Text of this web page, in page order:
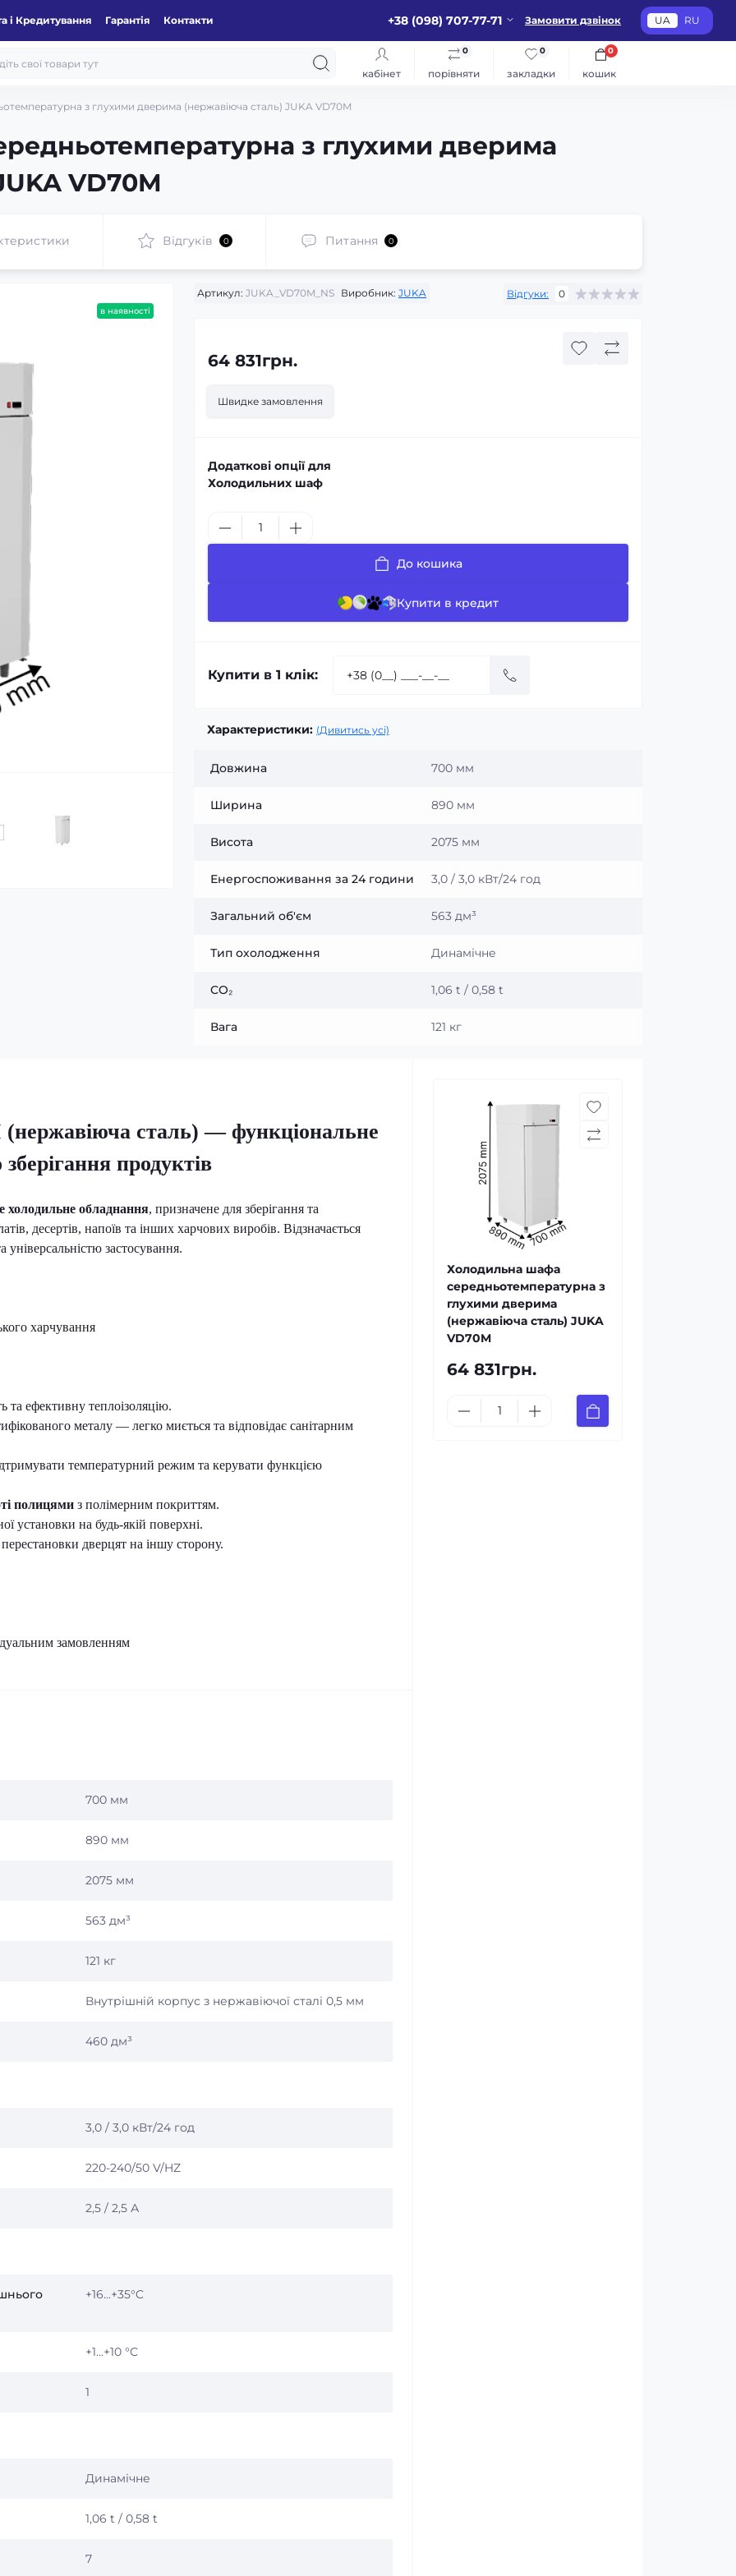
і Кредитування Гарантія Контакти +38 (098) 707-77-71 Замовити дзвінок UA RU
кабінет порівняти
0
закладки
0
кошик
0
з глухими дверима (нержавіюча сталь) JUKA VD70M
з глухими дверима
VD70M
Відгуків 0 Питання 0
в наявності
Артикул: JUKA_VD70M_NS Виробник: JUKA Відгуки: 0
64 831грн.
Швидке замовлення
Додаткові опції для
Холодильних шаф
До кошика
Купити в кредит
Купити в 1 клік:
Характеристики: (Дивитись усі)
Довжина 700 мм
Ширина 890 мм
Висота 2075 мм
Енергоспоживання за 24 години 3,0 / 3,0 кВт/24 год
Загальний об'єм 563 дм³
Тип охолодження Динамічне
CO₂ 1,06 t / 0,58 t
Вага 121 кг
(нержавіюча сталь) — функціональне
продуктів
холодильне обладнання, призначене для зберігання та
десертів, напоїв та інших харчових виробів. Відзначається
універсальністю застосування.
харчування
та ефективну теплоізоляцію.
металу — легко миється та відповідає санітарним
температурний режим та керувати функцією
полицями з полімерним покриттям.
установки на будь-якій поверхні.
дверцят на іншу сторону.
замовленням
700 мм
890 мм
2075 мм
563 дм³
121 кг
Внутрішній корпус з нержавіючої сталі 0,5 мм
460 дм³
3,0 / 3,0 кВт/24 год
220-240/50 V/HZ
2,5 / 2,5 А
+16...+35°C
+1...+10 °C
1
Динамічне
1,06 t / 0,58 t
7
Холодильна шафа
середньотемпературна з
глухими дверима
(нержавіюча сталь) JUKA
VD70M
64 831грн.